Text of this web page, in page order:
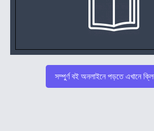
সম্পুর্ণ বই অনলাইনে পড়তে এখানে